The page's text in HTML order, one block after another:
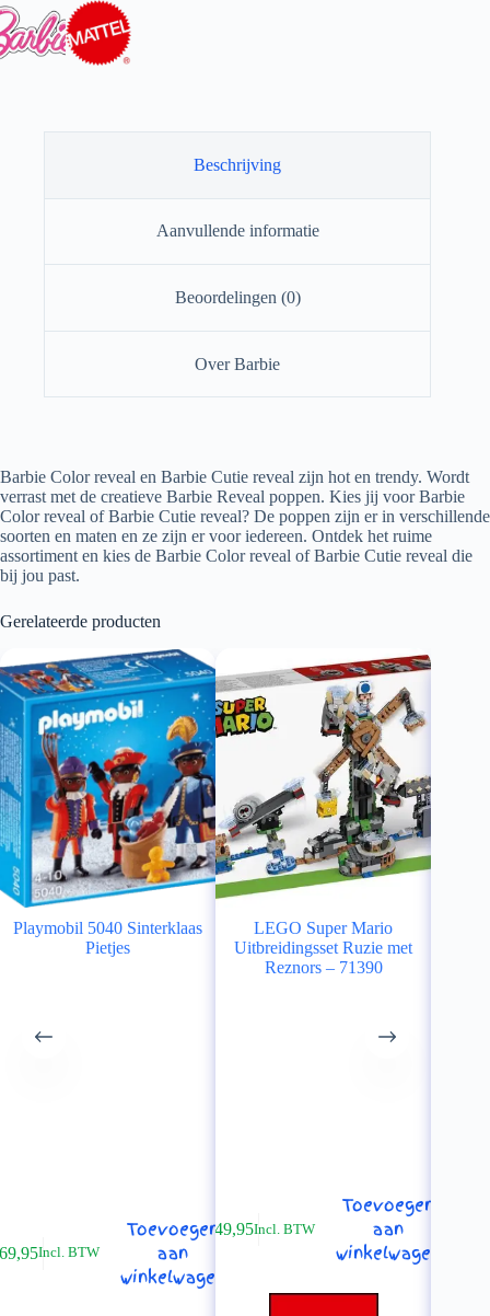
Beschrijving
Aanvullende informatie
Beoordelingen (0)
Over Barbie
Barbie Color reveal en Barbie Cutie reveal zijn hot en trendy. Wordt
verrast met de creatieve Barbie Reveal poppen. Kies jij voor Barbie
Color reveal of Barbie Cutie reveal? De poppen zijn er in verschillende
soorten en maten en ze zijn er voor iedereen. Ontdek het ruime
assortiment en kies de Barbie Color reveal of Barbie Cutie reveal die
bij jou past.
Gerelateerde producten
Playmobil 5040 Sinterklaas
Pietjes
Incl. BTW
Toevoegen
aan
winkelwagen
LEGO Super Mario
Uitbreidingsset Ruzie met
Reznors – 71390
€49,95Incl. BTW
Toevoegen
aan
winkelwagen